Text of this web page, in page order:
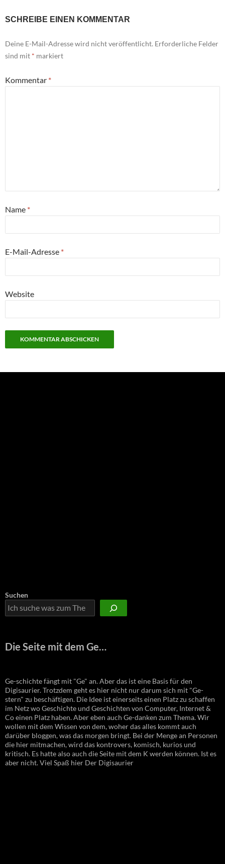
SCHREIBE EINEN KOMMENTAR
Deine E-Mail-Adresse wird nicht veröffentlicht. Erforderliche Felder
sind mit * markiert
Kommentar *
Name *
E-Mail-Adresse *
Website
Suchen
Die Seite mit dem Ge…
Ge-schichte fängt mit "Ge" an. Aber das ist eine Basis für den
Digisaurier. Trotzdem geht es hier nicht nur darum sich mit "Ge-
stern" zu beschäftigen. Die Idee ist einerseits einen Platz zu schaffen
im Netz wo Geschichte und Geschichten von Computer, Internet &
Co einen Platz haben. Aber eben auch Ge-danken zum Thema. Wir
wollen mit dem Wissen von dem, woher das alles kommt auch
darüber bloggen, was das morgen bringt. Bei der Menge an Personen
die hier mitmachen, wird das kontrovers, komisch, kurios und
kritisch. Es hatte also auch die Seite mit dem K werden können. Ist es
aber nicht. Viel Spaß hier Der Digisaurier